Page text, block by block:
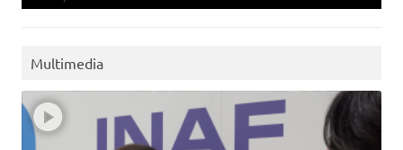
Multimedia